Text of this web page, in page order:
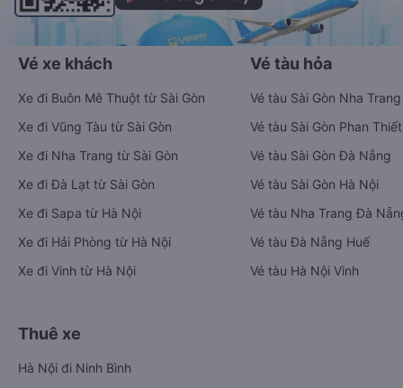
Vé xe khách
Xe đi Buôn Mê Thuột từ Sài Gòn
Xe đi Vũng Tàu từ Sài Gòn
Xe đi Nha Trang từ Sài Gòn
Xe đi Đà Lạt từ Sài Gòn
Xe đi Sapa từ Hà Nội
Xe đi Hải Phòng từ Hà Nội
Xe đi Vinh từ Hà Nội
Vé tàu hỏa
Vé tàu Sài Gòn Nha Trang
Vé tàu Sài Gòn Phan Thiết
Vé tàu Sài Gòn Đà Nẵng
Vé tàu Sài Gòn Hà Nội
Vé tàu Nha Trang Đà
Vé tàu Đà Nẵng Huế
Vé tàu Hà Nội Vinh
Thuê xe
Hà Nội đi Ninh Bình